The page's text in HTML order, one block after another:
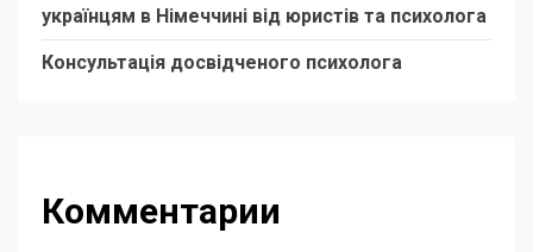
українцям в Німеччині від юристів та психолога
Консультація досвідченого психолога
Комментарии